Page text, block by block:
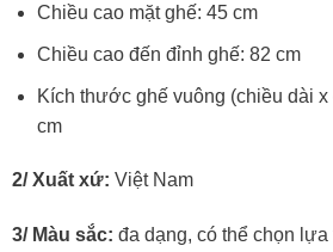
Chiều cao mặt ghế: 45 cm
Chiều cao đến đỉnh ghế: 82 cm
Kích thước ghế vuông (chiều dài
cm
2/ Xuất xứ: Việt Nam
3/ Màu sắc: đa dạng, có thể chọn lựa